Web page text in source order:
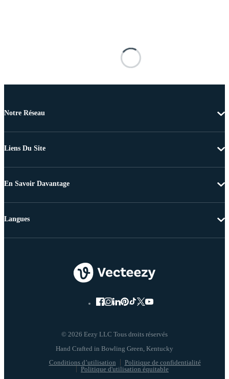
Notre Réseau
Liens Du Site
En Savoir Davantage
© 2026 Eezy LLC Tous droits réservés
Conditions d’utilisation
Politique de confidentialité
Politique d'utilisation équitable
Langues